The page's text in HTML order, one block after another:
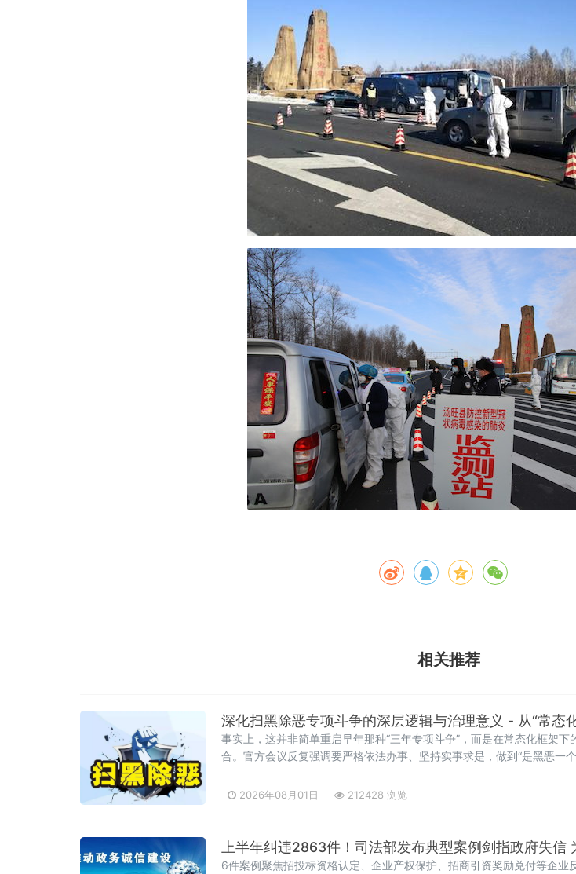
相关推荐
深化扫黑除恶专项斗争的深层逻辑与治理意义 - 从“常态
事实上，这并非简单重启早年那种“三年专项斗争”，而是在常态化框架
合。官方会议反复强调要严格依法办事、坚持实事求是，做到“是黑恶一
2026年08月01日 212428 浏览
上半年纠违2863件！司法部发布典型案例剑指政府失信
6件案例聚焦招投标资格认定、企业产权保护、招商引资奖励兑付等企业